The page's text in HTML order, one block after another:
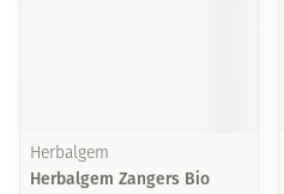
Herbalgem
Herbalgem Zangers Bio